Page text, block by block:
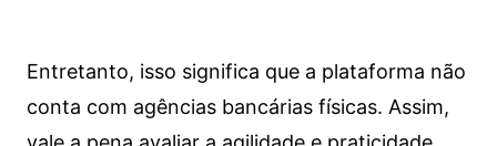
Entretanto, isso significa que a plataforma não
conta com agências bancárias físicas. Assim,